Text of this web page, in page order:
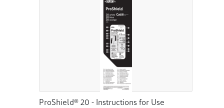
ProShield® 20 - Instructions for Use